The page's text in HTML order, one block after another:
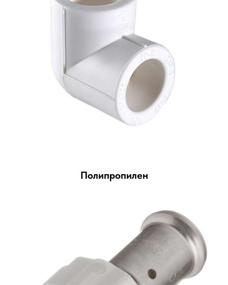
Полипропилен